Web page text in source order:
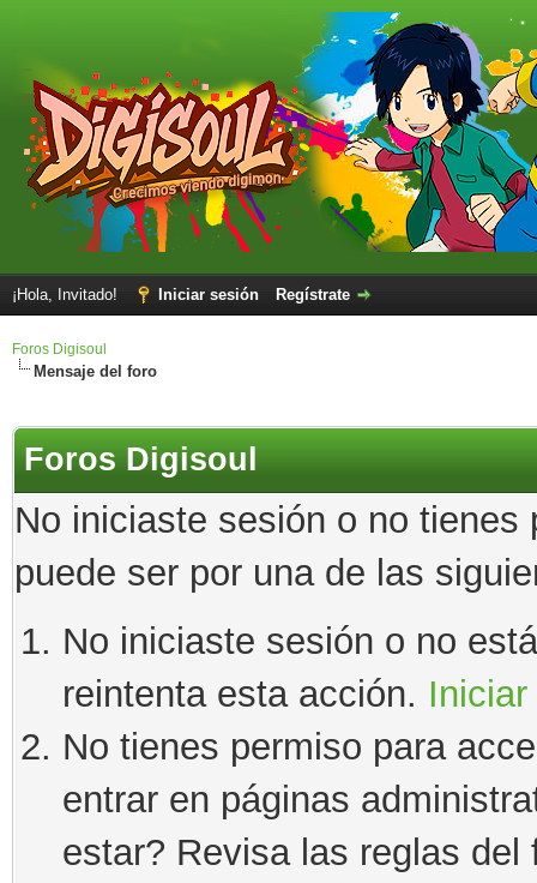
¡Hola, Invitado! Iniciar sesión Regístrate
Foros Digisoul
Mensaje del foro
Foros Digisoul
No iniciaste sesión o no
puede ser por una de las
No iniciaste sesión o no
reintenta esta acción.
No tienes permiso para
entrar en páginas
estar? Revisa las reglas